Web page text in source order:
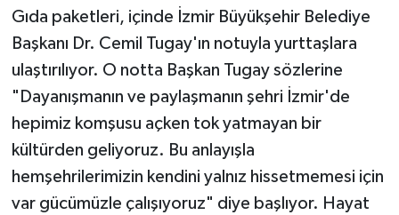
Gıda paketleri, içinde İzmir Büyükşehir Belediye
Başkanı Dr. Cemil Tugay'ın notuyla yurttaşlara
ulaştırılıyor. O notta Başkan Tugay sözlerine
"Dayanışmanın ve paylaşmanın şehri İzmir'de
hepimiz komşusu açken tok yatmayan bir
kültürden geliyoruz. Bu anlayışla
hemşehrilerimizin kendini yalnız hissetmemesi için
var gücümüzle çalışıyoruz" diye başlıyor. Hayat